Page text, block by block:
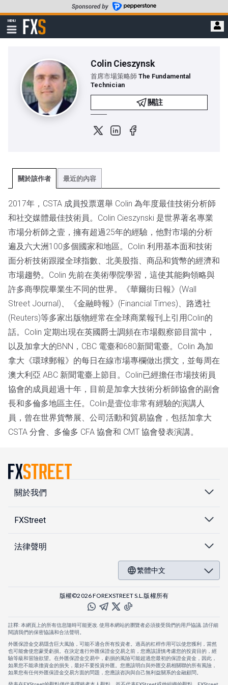
至
要
MENU
顯
示
FXStreet
Colin Cieszynsk
首席市場策略師 The Fundamental
Technician
關註
關於該作者 最近的內容
2017年，CSTA 成員投票選舉 Colin 為年度最佳技術分析師
和社交媒體最佳技術員。Colin Cieszynski 是世界著名專業
市場分析師之壹，擁有超過25年的經驗，他對市場的分析
遍及六大洲100多個國家和地區。Colin 利用基本面和技術
面分析技術跟蹤全球指數、北美股指、商品和貨幣的經濟和
市場趨勢。Colin 先前在美術學院學習，這使其能夠領略與
許多商學院畢業生不同的世界。《華爾街日報》(Wall
Street Journal)、《金融時報》(Financial Times)、路透社
(Reuters)等多家出版物經常在全球商業報刊上引用Colin的
話。Colin 定期出現在英國爵士調頻在市場觀察節目當中，
以及加拿大的BNN，CBC 電臺和680新聞電臺。Colin 為加
拿大《環球郵報》的每日在線市場專欄做出撰文，並每周在
澳大利亞 ABC 新聞電臺上節目。Colin已經擔任市場技術員
協會的成員超過十年，目前是加拿大技術分析師協會的副會
長和多倫多地區主任。Colin是壹位非常有經驗的演講人
員，曾在世界貨幣展、公司活動和貿易協會，包括加拿大
CSTA 分會、多倫多 CFA 協會和 CMT 協會發表演講。
關於我們
FXStreet
法律聲明
繁體中文
版權©2026 FOREXSTREET S.L.版權所有
註釋: 本網頁上的所有信息隨時可能更改. 使用本網站的瀏覽者必須接受我們的用戶協議. 請仔細
閱讀我們的保密協議和合法聲明。
外匯保證金交易隱含巨大風險，可能不適合所有投資者。過高的杠桿作用可以使您獲利，當然
也可能會使您蒙受虧損。在決定進行外匯保證金交易之前，您應該謹慎考慮您的投資目的，經
驗等級和冒險欲望。在外匯保證金交易中，虧損的風險可能超過您最初的保證金資金，因此，
如果您不能承擔資金的損失，最好不要投資外匯。您應該明白與外匯交易相關聯的所有風險，
如果您有任何外匯保證金交易方面的問題，您應該咨詢與自己無利益關系的金融顧問。